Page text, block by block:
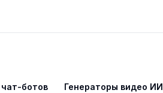
ботов
Генераторы видео ИИ